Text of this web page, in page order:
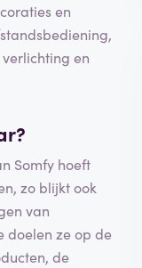
en
en
Somfy hoeft
zo blijkt ook
van
doelen ze op de
de